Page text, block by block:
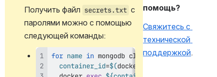
Получить файл secrets.txt с
паролями можно с помощью
следующей команды:
for name in mongodb clickhouse keycloak
container_id=$(docker
помощь?
Свяжитесь с
технической
поддержкой.